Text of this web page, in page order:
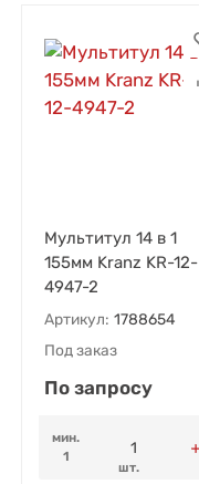
Мультитул 14 в 1
155мм Kranz KR-12-
4947-2
Артикул: 1788654
Под заказ
По запросу
мин.
1
шт.